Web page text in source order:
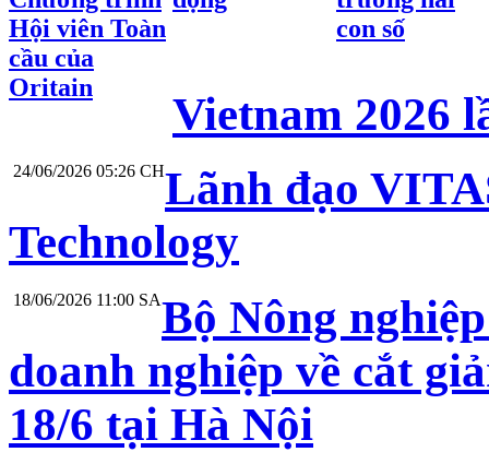
Hội viên Toàn
cầu của
Oritain
con số
Vietnam 2026
24/06/2026 05:26 CHLãnh đạo
Technology
18/06/2026 11:00 SABộ Nông
doanh nghiệp về cắt
18/6 tại Hà Nội